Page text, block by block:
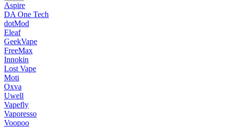
Aspire
DA One Tech
dotMod
Eleaf
GeekVape
FreeMax
Innokin
Lost Vape
Moti
Oxva
Uwell
Vapefly
Vaporesso
Voopoo